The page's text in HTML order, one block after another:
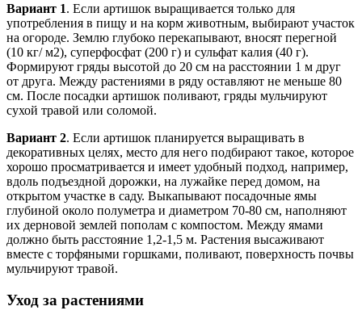
Вариант 1. Если артишок выращивается только для
употребления в пищу и на корм животным, выбирают участок
на огороде. Землю глубоко перекапывают, вносят перегной
(10 кг/ м2), суперфосфат (200 г) и сульфат калия (40 г).
Формируют гряды высотой до 20 см на расстоянии 1 м друг
от друга. Между растениями в ряду оставляют не меньше 80
см. После посадки артишок поливают, гряды мульчируют
сухой травой или соломой.
Вариант 2. Если артишок планируется выращивать в
декоративных целях, место для него подбирают такое, которое
хорошо просматривается и имеет удобный подход, например,
вдоль подъездной дорожки, на лужайке перед домом, на
открытом участке в саду. Выкапывают посадочные ямы
глубиной около полуметра и диаметром 70-80 см, наполняют
их дерновой землей пополам с компостом. Между ямами
должно быть расстояние 1,2-1,5 м. Растения высаживают
вместе с торфяными горшками, поливают, поверхность почвы
мульчируют травой.
Уход за растениями